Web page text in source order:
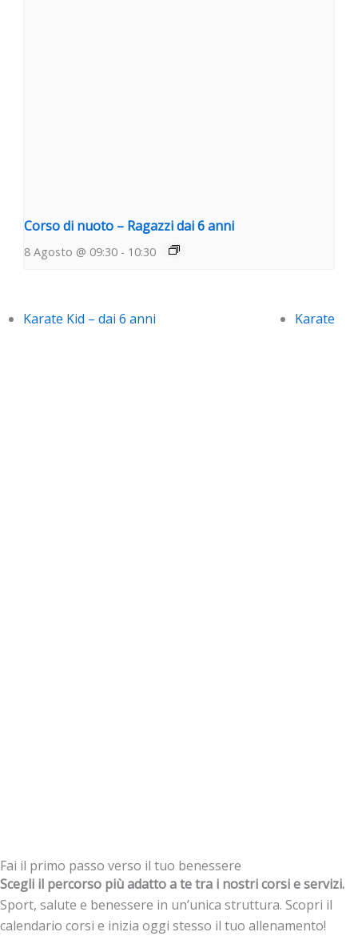
Corso di nuoto – Ragazzi dai 6 anni
8 Agosto @ 09:30 - 10:30
Karate Kid – dai 6 anni Karate
Fai il primo passo verso il tuo benessere
Scegli il percorso più adatto a te tra i nostri corsi e servizi.
Sport, salute e benessere in un’unica struttura. Scopri il
calendario corsi e inizia oggi stesso il tuo allenamento!